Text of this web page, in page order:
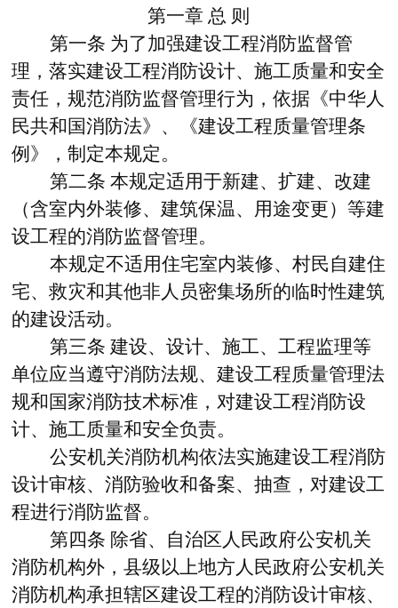
第一章 总 则
第一条 为了加强建设工程消防监督管
理，落实建设工程消防设计、施工质量和安全
责任，规范消防监督管理行为，依据《中华人
民共和国消防法》、《建设工程质量管理条
例》，制定本规定。
第二条 本规定适用于新建、扩建、改建
（含室内外装修、建筑保温、用途变更）等建
设工程的消防监督管理。
本规定不适用住宅室内装修、村民自建住
宅、救灾和其他非人员密集场所的临时性建筑
的建设活动。
第三条 建设、设计、施工、工程监理等
单位应当遵守消防法规、建设工程质量管理法
规和国家消防技术标准，对建设工程消防设
计、施工质量和安全负责。
公安机关消防机构依法实施建设工程消防
设计审核、消防验收和备案、抽查，对建设工
程进行消防监督。
第四条 除省、自治区人民政府公安机关
消防机构外，县级以上地方人民政府公安机关
消防机构承担辖区建设工程的消防设计审核、